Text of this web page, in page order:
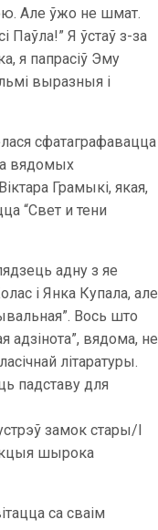
Але ўжо не шмат.
Паўла!” Я ўстаў з-за
я папрасіў Эму
выразныя і
сфатаграфавацца
вядомых
Грамыкі, якая,
“Свет и тени
адну з яе
і Янка Купала, але
Вось што
адзінота”, вядома, не
літаратуры.
падставу для
замок стары/І
шырока
са сваім